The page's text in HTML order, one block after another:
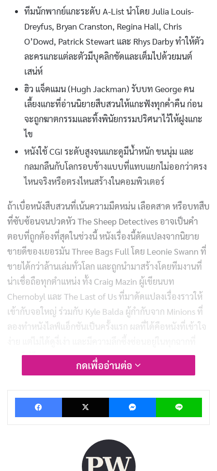
ทีมนักพากย์แกะระดับ A-List นำโดย Julia Louis-
Dreyfus, Bryan Cranston, Regina Hall, Chris
O’Dowd, Patrick Stewart และ Rhys Darby ทำให้ตัว
ละครแกะแต่ละตัวมีบุคลิกชัดและเต็มไปด้วยมนต์
เสน่ห์
ฮิว แจ็คแมน (Hugh Jackman) รับบท George คน
เลี้ยงแกะที่อ่านนิยายสืบสวนให้แกะฟังทุกค่ำคืน ก่อน
จะถูกฆาตกรรมและทิ้งพินัยกรรมปริศนาไว้ให้ฝูงแกะ
ไข
หนังใช้ CGI ระดับสูงจนแกะดูมีน้ำหนัก ขนนุ่ม และ
กลมกลืนกับโลกรอบข้างแบบที่แทบแยกไม่ออกว่าตรง
ไหนจริงหรือตรงไหนสร้างในคอมพิวเตอร์
ถ้าเบื่อหนังสืบสวนที่เน้นความมืดหม่น เลือดสาด หรือบทสืบ
ที่ซับซ้อนจนปวดหัว The Sheep Detectives อาจเป็นคำ
ตอบที่ถูกต้องที่สุดในช่วงนี้ หนังเรื่องนี้ดัดแปลงจากนิยาย
ขายดีของเยอรมัน Three Bags Full โดย Leonie Swann ที่
ขายได้กว่าล้านเล่มทั่วโลก และถูกนำมาสร้างโดยทีมงานที่
น่าเชื่อถือทุกตำแหน่ง ทั้ง Craig Mazin ผู้เขียนบท
Chernobyl และ The Last of Us ที่มาดัดแปลงเรื่องราวให้
เข้ากับจอใหญ่ ร่วมกับ Kyle Balda ผู้กำกับจาก Minions ที่
ลองทำหนังไลฟ์แอ็กชันเป็นครั้งแรก ผลที่ได้คือหนังที่เข้าใจ
คาดไม่ถึง
แกะผู้ใจดีที่อาศัยอยู่ในบ้านรถเข็นท่ามกลางทุ่งหญ้าอัน
กว้างใหญ่ เขามีนิสัยอ่านนิยายสืบสวนให้ฝูงแกะฟังทุกค่ำคืน
โดยคิดว่าพวกมันไม่เข้าใจอยู่แล้ว แต่ความจริงแล้วแกะทุก
ตัวติดตามเนื้อเรื่องได้ดีกว่าคนดูหลายเรื่องเสียอีก โดย
เฉพาะ Lily แกะตัวฉลาดที่สุดที่มักทายถูกว่าใครเป็นฆาตกร
กดเพื่ออ่านต่อ
Facebook X Messenger Line